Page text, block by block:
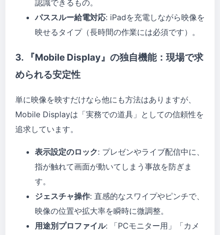
認識できるもの。
パススルー給電対応: iPadを充電しながら映像を
映せるタイプ（長時間の作業には必須です）。
3. 『Mobile Display』の独自機能：現場で求
められる安定性
単に映像を映すだけなら他にも方法はありますが、
Mobile Displayは「実務での道具」としての信頼性を
追求しています。
表示設定のロック: プレゼンやライブ配信中に、
指が触れて画面が動いてしまう事故を防ぎま
す。
ジェスチャ操作: 直感的なスワイプやピンチで、
映像の位置や拡大率を瞬時に微調整。
用途別プロファイル: 「PCモニター用」「カメ